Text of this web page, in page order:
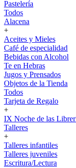
Pastelería
Todos
Alacena
+
Aceites y Mieles
Café de especialidad
Bebidas con Alcohol
Te en Hebras
Jugos y Prensados
Objetos de la Tienda
Todos
Tarjeta de Regalo
+
IX Noche de las
Talleres
+
Talleres infantiles
Talleres juveniles
Escritura/Lectura